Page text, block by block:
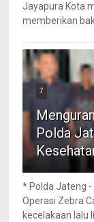
Jayapura Kota
memberikan
7
Polda
* Polda Jateng
Operasi Zebra
kecelakaan lalu